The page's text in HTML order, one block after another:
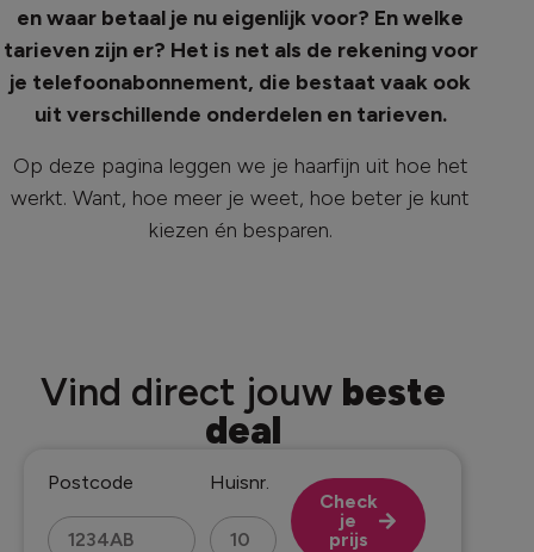
en waar betaal je nu eigenlijk voor? En welke
tarieven zijn er? Het is net als de rekening voor
je telefoonabonnement, die bestaat vaak ook
uit verschillende onderdelen en tarieven.
Op deze pagina leggen we je haarfijn uit hoe het
werkt. Want, hoe meer je weet, hoe beter je kunt
kiezen én besparen.
Vind direct jouw beste
deal
Postcode
Huisnr.
Check
je
prijs